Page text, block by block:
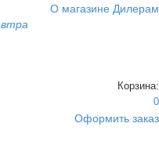
О магазине Дилерам
Корзина:
0
Оформить заказ